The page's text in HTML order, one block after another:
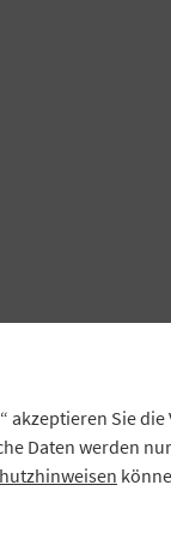
akzeptieren Sie
Daten werden